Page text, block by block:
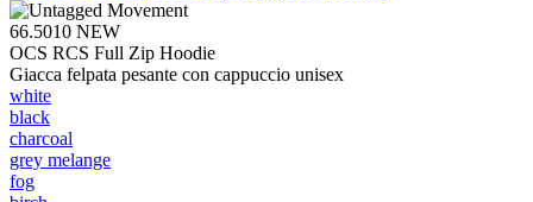
66.5010 NEW
OCS RCS Full Zip Hoodie
Giacca felpata pesante con cappuccio unisex
white
black
charcoal
grey melange
fog